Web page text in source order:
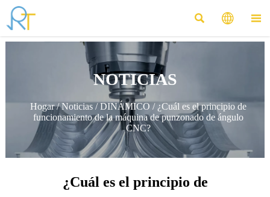
  
NOTICIAS
Hogar/Noticias/DINÁMICO / ¿Cuál es el principio de
funcionamiento de la máquina de punzonado de ángulo
CNC?
¿Cuál es el principio de